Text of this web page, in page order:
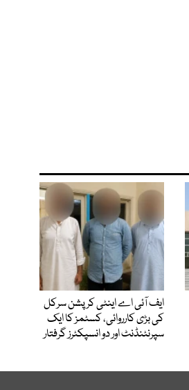
ایف آئی اے اینٹی کرپشن سرکل
کی بڑی کارروائی، کسٹمز کا ایک
سپرنٹنڈنٹ اور دو انسپکٹرز گرفتار